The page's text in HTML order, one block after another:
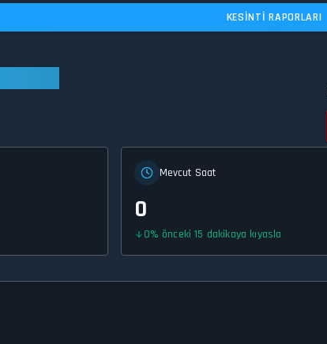
KESINTI RAPORLARI
Mevcut Saat
0
0% önceki 15 dakikaya kıyasla